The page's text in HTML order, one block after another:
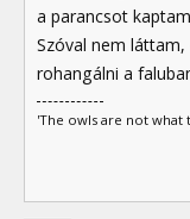
a parancsot kaptam
Szóval nem
rohangálni a
'The owls are not what